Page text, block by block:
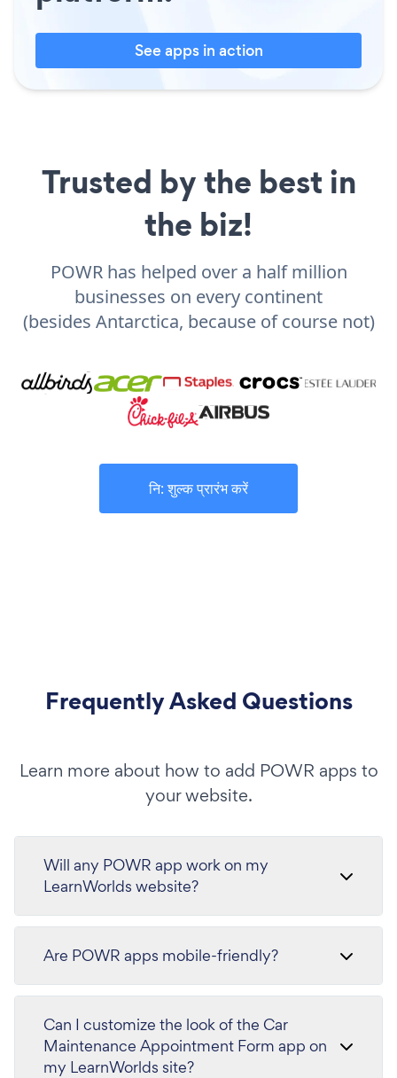
See apps in action
Trusted by the best in
the biz!
POWR has helped over a half million
businesses on every continent
(besides Antarctica, because of course not)
नि: शुल्क प्रारंभ करें
Frequently Asked Questions
Learn more about how to add POWR apps to
your website.
Will any POWR app work on my
LearnWorlds website?
Are POWR apps mobile-friendly?
Can I customize the look of the Car
Maintenance Appointment Form app on
my LearnWorlds site?